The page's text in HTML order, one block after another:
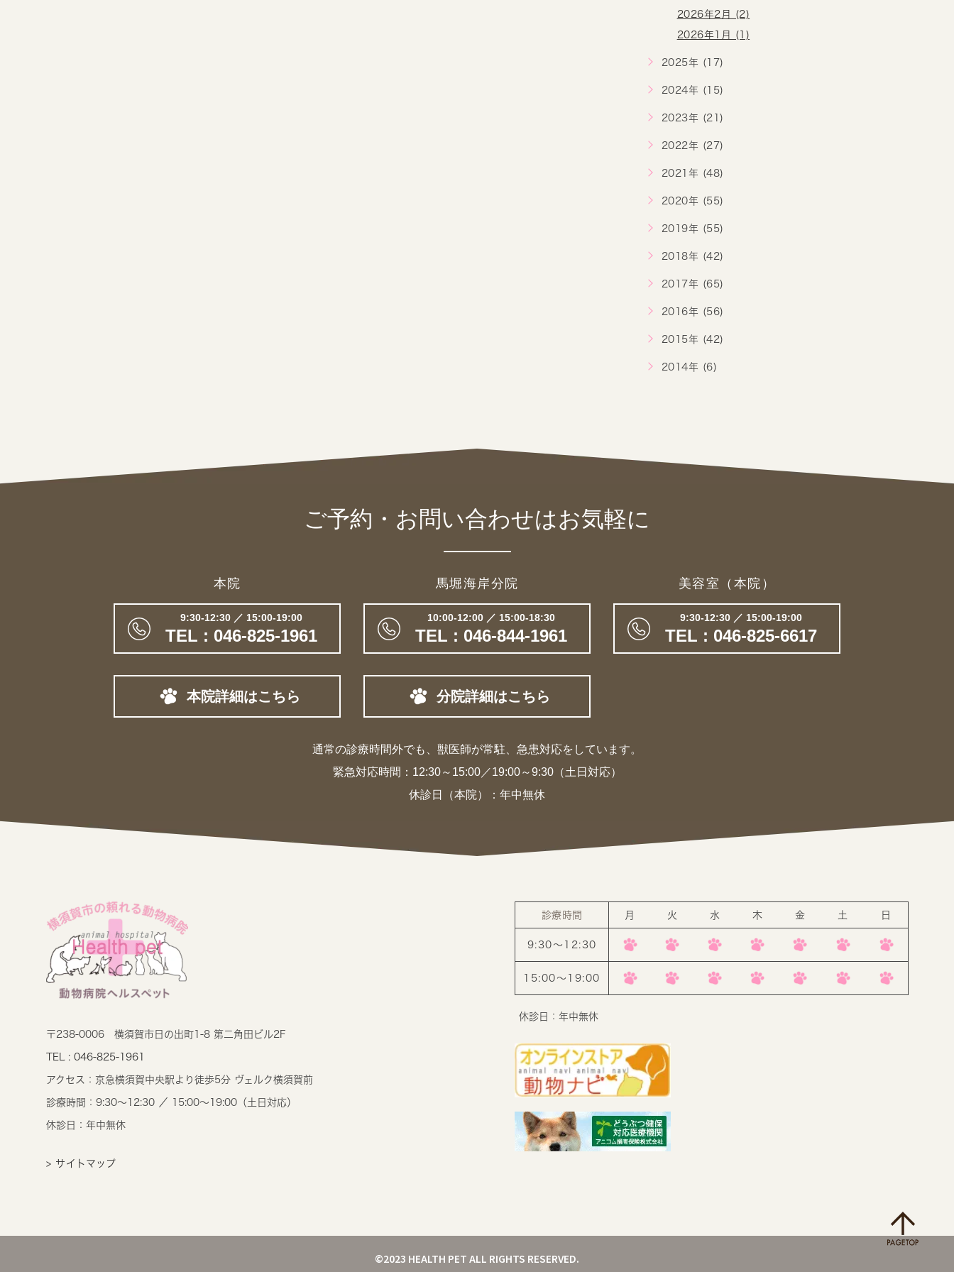
2026年2月 (2)
2026年1月 (1)
2025年 (17)
2024年 (15)
2023年 (21)
2022年 (27)
2021年 (48)
2020年 (55)
2019年 (55)
2018年 (42)
2017年 (65)
2016年 (56)
2015年 (42)
2014年 (6)
ご予約・お問い合わせはお気軽に
本院
9:30-12:30 ／ 15:00-19:00
TEL : 046-825-1961
本院詳細はこちら
馬堀海岸分院
10:00-12:00 ／ 15:00-18:30
TEL : 046-844-1961
分院詳細はこちら
美容室（本院）
9:30-12:30 ／ 15:00-19:00
TEL : 046-825-6617
通常の診療時間外でも、獣医師が常駐、 急患対応をしています。
緊急対応時間： 12:30～15:00／19:00～9:30（土日対応）
休診日（本院）：年中無休
〒238-0006 横須賀市日の出町1-8 第二角田ビル2F
TEL : 046-825-1961
アクセス： 京急横須賀中央駅より徒歩5分 ヴェルク横須賀前
診療時間： 9:30～12:30 ／ 15:00～19:00（土日対応）
休診日：年中無休
> サイトマップ
診療時間 月 火 水 木 金 土 日
9:30〜12:30
15:00〜19:00
休診日：年中無休
©2023 HEALTH PET ALL RIGHTS RESERVED.